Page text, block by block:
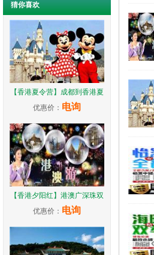
猜你喜欢
【香港夏令营】成都到香港夏
优惠价： 电询
【香港夕阳红】港澳广深珠双
优惠价： 电询